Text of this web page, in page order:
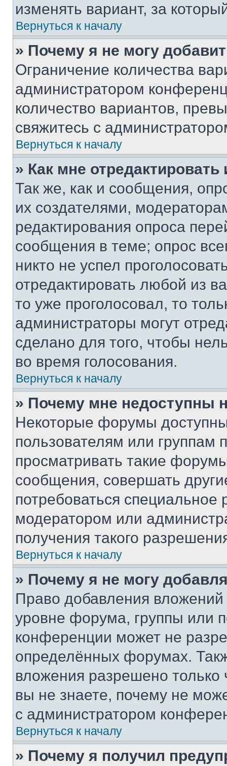
изменять вариант, за
Вернуться к началу
» Почему я не могу
Ограничение количества
администратором
количество вариантов,
свяжитесь с
Вернуться к началу
» Как мне
Так же, как и сообщения,
их создателями,
редактирования опроса
сообщения в теме; опрос
никто не успел
отредактировать любой из
то уже проголосовал, то
администраторы могут
сделано для того, чтобы
во время голосования.
Вернуться к началу
» Почему мне недоступны
Некоторые форумы
пользователям или группам
просматривать такие
сообщения, совершать
потребоваться
модератором или
получения такого
Вернуться к началу
» Почему я не могу
Право добавления
уровне форума, группы или
конференции может не
определённых форумах.
вложения разрешено
вы не знаете, почему не
с администратором
Вернуться к началу
» Почему я получил